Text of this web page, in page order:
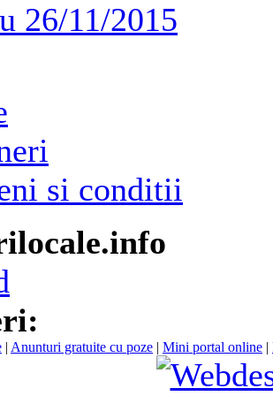
26/11/2015
si conditii
| Anunturi gratuite cu poze | Mini portal online |